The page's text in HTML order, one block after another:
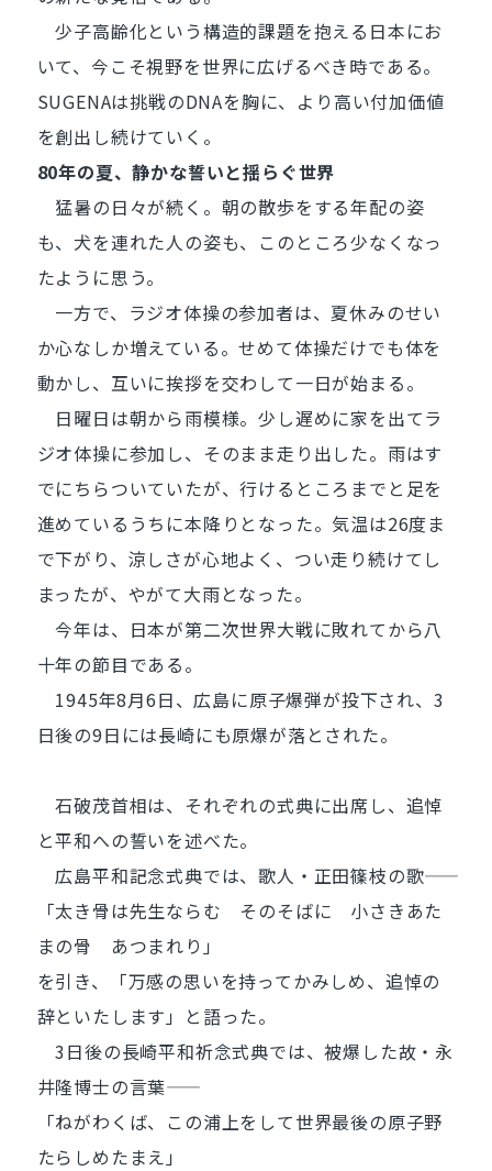
少子高齢化という構造的課題を抱える日本にお
いて、今こそ視野を世界に広げるべき時である。
SUGENAは挑戦のDNAを胸に、より高い付加価値
を創出し続けていく。
80年の夏、静かな誓いと揺らぐ世界
猛暑の日々が続く。朝の散歩をする年配の姿
も、犬を連れた人の姿も、このところ少なくなっ
たように思う。
一方で、ラジオ体操の参加者は、夏休みのせい
か心なしか増えている。せめて体操だけでも体を
動かし、互いに挨拶を交わして一日が始まる。
日曜日は朝から雨模様。少し遅めに家を出てラ
ジオ体操に参加し、そのまま走り出した。雨はす
でにちらついていたが、行けるところまでと足を
進めているうちに本降りとなった。気温は26度ま
で下がり、涼しさが心地よく、つい走り続けてし
まったが、やがて大雨となった。
今年は、日本が第二次世界大戦に敗れてから八
十年の節目である。
1945年8月6日、広島に原子爆弾が投下され、3
日後の9日には長崎にも原爆が落とされた。
石破茂首相は、それぞれの式典に出席し、追悼
と平和への誓いを述べた。
広島平和記念式典では、歌人・正田篠枝の歌――
「太き骨は先生ならむ そのそばに 小さきあた
まの骨 あつまれり」
を引き、「万感の思いを持ってかみしめ、追悼の
辞といたします」と語った。
3日後の長崎平和祈念式典では、被爆した故・永
井隆博士の言葉――
「ねがわくば、この浦上をして世界最後の原子野
たらしめたまえ」